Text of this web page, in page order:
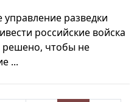
разведки
российские войска
решено, чтобы не
...